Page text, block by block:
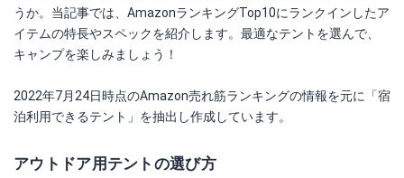
うか。当記事では、AmazonランキングTop10にランクインしたア
イテムの特長やスペックを紹介します。最適なテントを選んで、
キャンプを楽しみましょう！
2022年7月24日時点のAmazon売れ筋ランキングの情報を元に「宿
泊利用できるテント」を抽出し作成しています。
アウトドア用テントの選び方